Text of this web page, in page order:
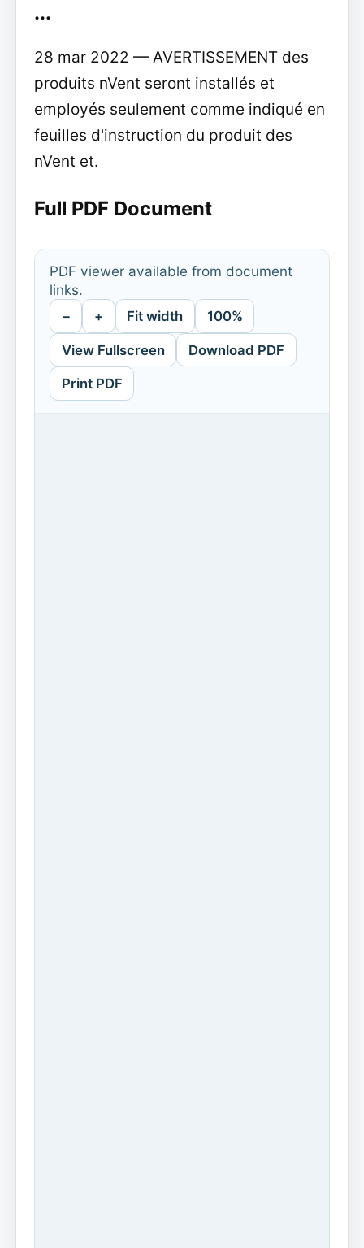
...
28 mar 2022 — AVERTISSEMENT des
produits nVent seront installés et
employés seulement comme indiqué en
feuilles d'instruction du produit des
nVent et.
Full PDF Document
PDF viewer available from document
links.
− + Fit width 100%
View Fullscreen Download PDF
Print PDF